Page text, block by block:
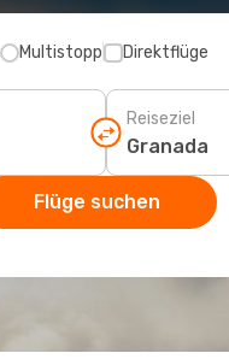
Multistopp Direktflüge
Reiseziel
Flüge suchen